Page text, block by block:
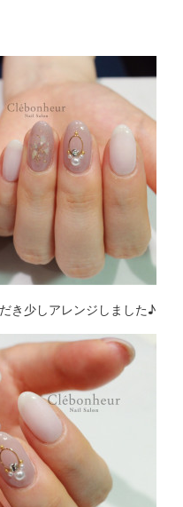
き少しアレンジしました♪